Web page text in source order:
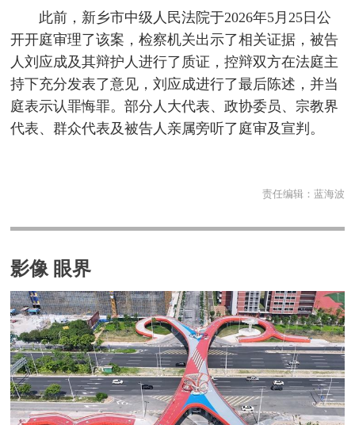
此前，新乡市中级人民法院于2026年5月25日公
开开庭审理了该案，检察机关出示了相关证据，被告
人刘应成及其辩护人进行了质证，控辩双方在法庭主
持下充分发表了意见，刘应成进行了最后陈述，并当
庭表示认罪悔罪。部分人大代表、政协委员、宗教界
代表、群众代表及被告人亲属旁听了庭审及宣判。
责任编辑： 蓝海波
影像 眼界